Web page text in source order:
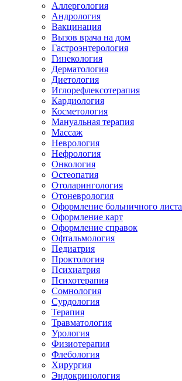
Аллергология
Андрология
Вакцинация
Вызов врача на дом
Гастроэнтерология
Гинекология
Дерматология
Диетология
Иглорефлексотерапия
Кардиология
Косметология
Мануальная терапия
Массаж
Неврология
Нефрология
Онкология
Остеопатия
Отоларингология
Отоневрология
Оформление больничного листа
Оформление карт
Оформление справок
Офтальмология
Педиатрия
Проктология
Психиатрия
Психотерапия
Сомнология
Сурдология
Терапия
Травматология
Урология
Физиотерапия
Флебология
Хирургия
Эндокринология